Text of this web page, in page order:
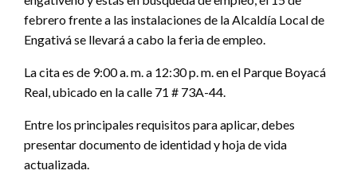
febrero frente a las instalaciones de la Alcaldía Local de
Engativá se llevará a cabo la feria de empleo.
La cita es de 9:00 a. m. a 12:30 p. m. en el Parque Boyacá
Real, ubicado en la calle 71 # 73A-44.
Entre los principales requisitos para aplicar, debes
presentar documento de identidad y hoja de vida
actualizada.